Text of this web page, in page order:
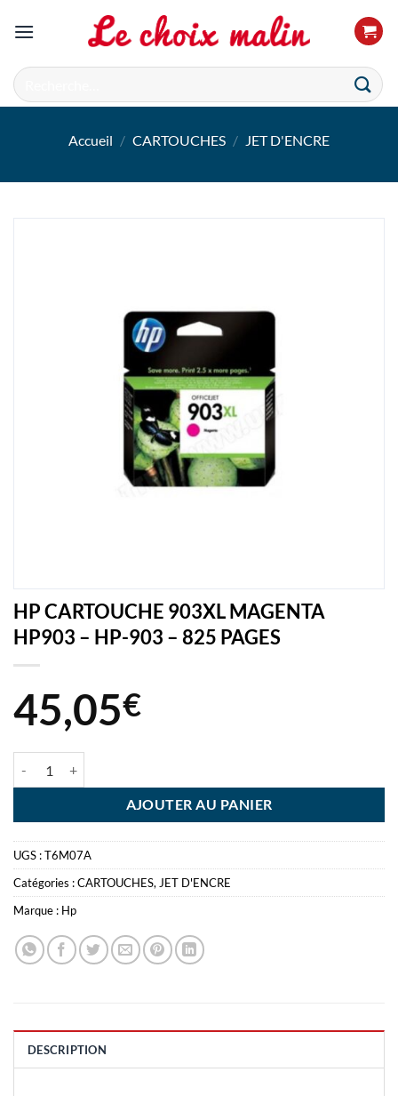
Recherche
pour :
Accueil / CARTOUCHES / JET D'ENCRE
HP CARTOUCHE 903XL MAGENTA
HP903 – HP-903 – 825 PAGES
45,05€
AJOUTER AU PANIER
UGS :T6M07A
Catégories :CARTOUCHES, JET D'ENCRE
Marque : Hp
DESCRIPTION